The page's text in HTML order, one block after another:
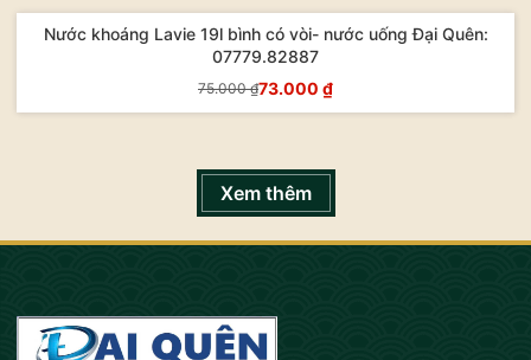
- 3%
Nước khoáng Lavie 19l bình có vòi- nước uống Đại Quên:
07779.82887
75.000 ₫73.000 ₫
Xem thêm